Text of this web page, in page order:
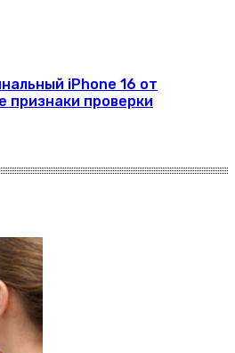
iPhone 16 от
признаки проверки